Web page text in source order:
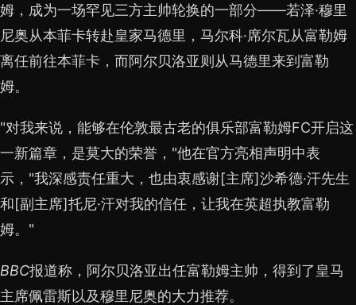
姆，成为一场罕见三方主帅轮换的一部分——若泽·穆里
尼奥从本菲卡转赴皇家马德里，马尔科·席尔瓦从富勒姆
离任前往本菲卡，而阿尔贝洛亚则从马德里来到富勒
姆。
"对我来说，能够在伦敦最古老的俱乐部富勒姆FC开启这
一新篇章，是莫大的荣誉，"他在官方亮相声明中表
示，"我深感责任重大，也由衷感谢[主席]沙希德·汗先生
和[副主席]托尼·汗对我的信任，让我在英超执教富勒
姆。"
BBC报道称，阿尔贝洛亚出任富勒姆主帅，得到了皇马
主席佩雷斯以及穆里尼奥的大力推荐。